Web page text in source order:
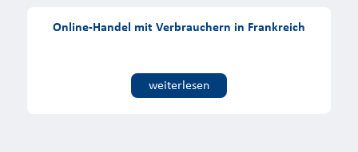
Online-Handel mit Verbrauchern in Frankreich
weiterlesen